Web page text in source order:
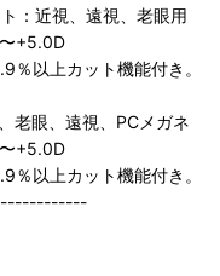
：近視、遠視、老眼用
+5.0D
％以上カット機能付き。
老眼、遠視、PCメガネ
+5.0D
％以上カット機能付き。